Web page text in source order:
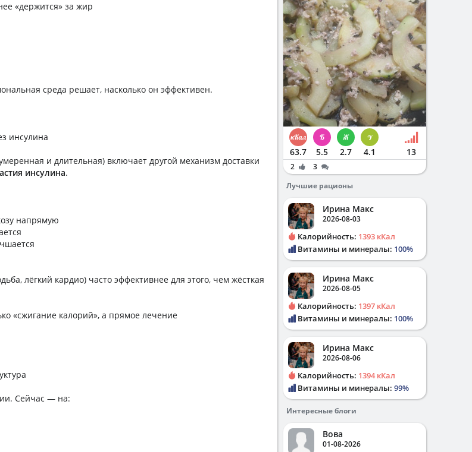
«держится» за жир
среда решает, насколько он эффективен.
инсулина
и длительная) включает другой механизм доставки
инсулина.
напрямую
лёгкий кардио) часто эффективнее для этого, чем жёсткая
«сжигание калорий», а прямое лечение
Сейчас — на:
63.7 5.5 2.7 4.1 13
2
3
Лучшие рационы
Ирина Макс
2026-08-03
Калорийность: 1393 кКал
Витамины и минералы: 100%
Ирина Макс
2026-08-05
Калорийность: 1397 кКал
Витамины и минералы: 100%
Ирина Макс
2026-08-06
Калорийность: 1394 кКал
Витамины и минералы: 99%
Интересные блоги
Вова
01-08-2026